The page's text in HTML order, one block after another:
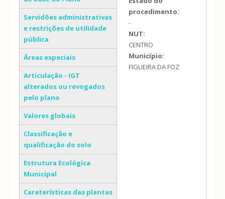
Servidões administrativas
e restrições de utilidade
pública
Áreas especiais
Articulação - IGT
alterados ou revogados
pelo plano
Valores globais
Classificação e
qualificação do solo
Estrutura Ecológica
Municipal
Caraterísticas das plantas
procedimento:
-
NUT:
CENTRO
Município:
FIGUEIRA DA FOZ